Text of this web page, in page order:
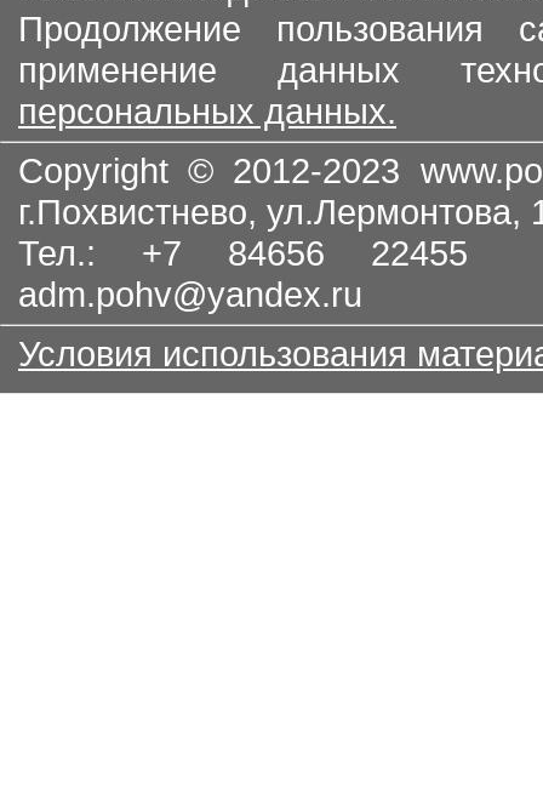
Продолжение пользования
применение данных
персональных данных.
Copyright © 2012-2023
г.Похвистнево, ул.Лермонтова,
Тел.: +7 84656
adm.pohv@yandex.ru
Условия использования